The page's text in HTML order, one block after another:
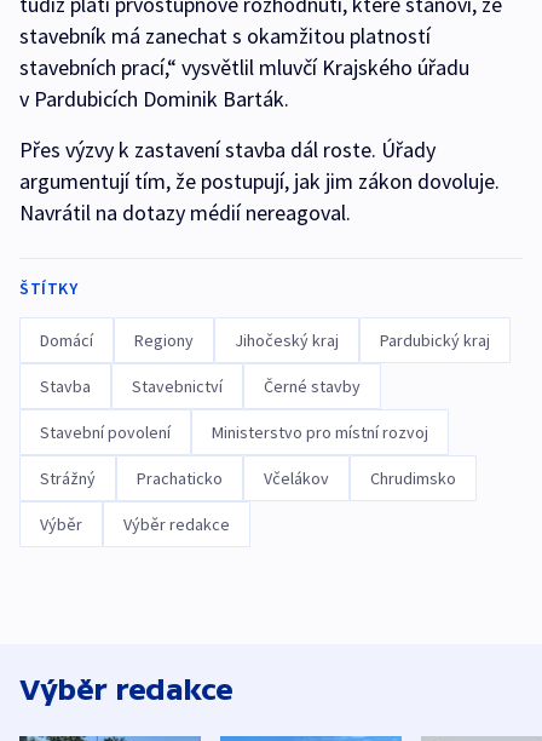
stavebník má zanechat s okamžitou platností
stavebních prací,“ vysvětlil mluvčí Krajského úřadu
v Pardubicích Dominik Barták.
Přes výzvy k zastavení stavba dál roste. Úřady
argumentují tím, že postupují, jak jim zákon dovoluje.
Navrátil na dotazy médií nereagoval.
ŠTÍTKY
Domácí Regiony Jihočeský kraj Pardubický kraj
Stavba Stavebnictví Černé stavby
Stavební povolení Ministerstvo pro místní rozvoj
Strážný Prachaticko Včelákov Chrudimsko
Výběr Výběr redakce
Výběr redakce